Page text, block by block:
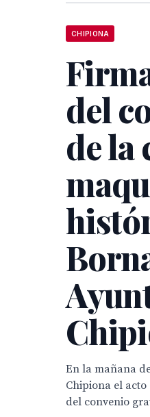
CHIPIONA
del
de la
En la mañana
Chipiona el
del convenio